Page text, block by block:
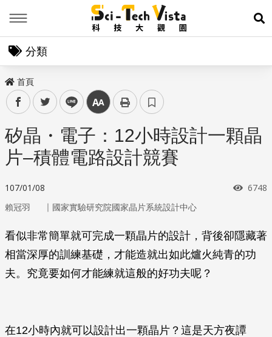
展
分類
首頁
facebooktwitter line 中
矽晶・電子：12小時設計一顆晶
片–積體電路設計競賽
107/01/08 瀏覽
6748
賴冠羽 ｜ 國家實驗研究院國家晶片系統設計中心
看似非常簡單就可完成一顆晶片的設計，背後卻隱藏著
相當深厚的訓練基礎，才能造就出如此爐火純青的功
夫。究竟要如何才能練就這般的好功夫呢？
在12小時內就可以設計出一顆晶片？這是天方夜譚